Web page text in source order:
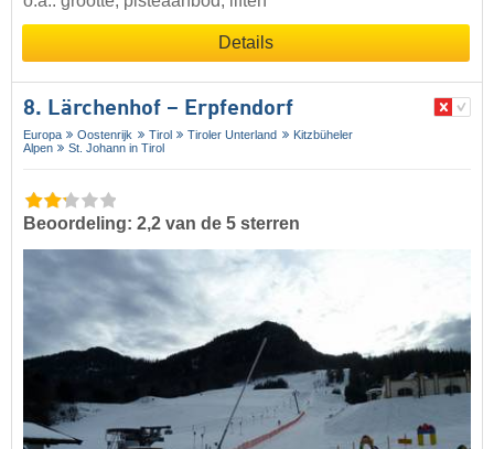
Details
8. Lärchenhof – Erpfendorf
Europa Oostenrijk Tirol Tiroler Unterland
Kitzbüheler
Alpen
St. Johann in Tirol
Beoordeling: 2,2 van de 5 sterren